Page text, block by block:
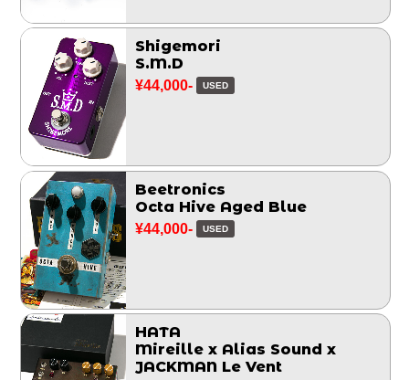
Shigemori
S.M.D
¥44,000- USED
Beetronics
Octa Hive Aged Blue
¥44,000- USED
HATA
Mireille x Alias Sound x
JACKMAN Le Vent